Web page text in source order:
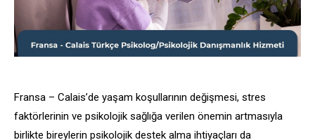
Fransa – Calais’de yaşam koşullarının değişmesi, stres
faktörlerinin ve psikolojik sağlığa verilen önemin artmasıyla
birlikte bireylerin psikolojik destek alma ihtiyaçları da